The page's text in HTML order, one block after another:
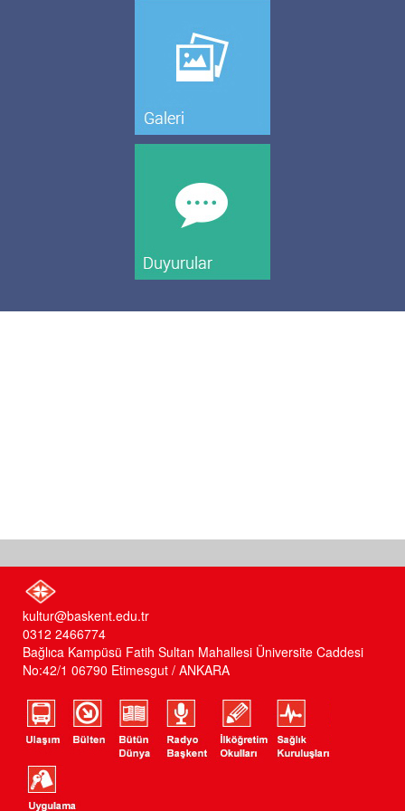
kultur@baskent.edu.tr
0312 2466774
Bağlıca Kampüsü Fatih Sultan Mahallesi Üniversite Caddesi
No:42/1 06790 Etimesgut / ANKARA